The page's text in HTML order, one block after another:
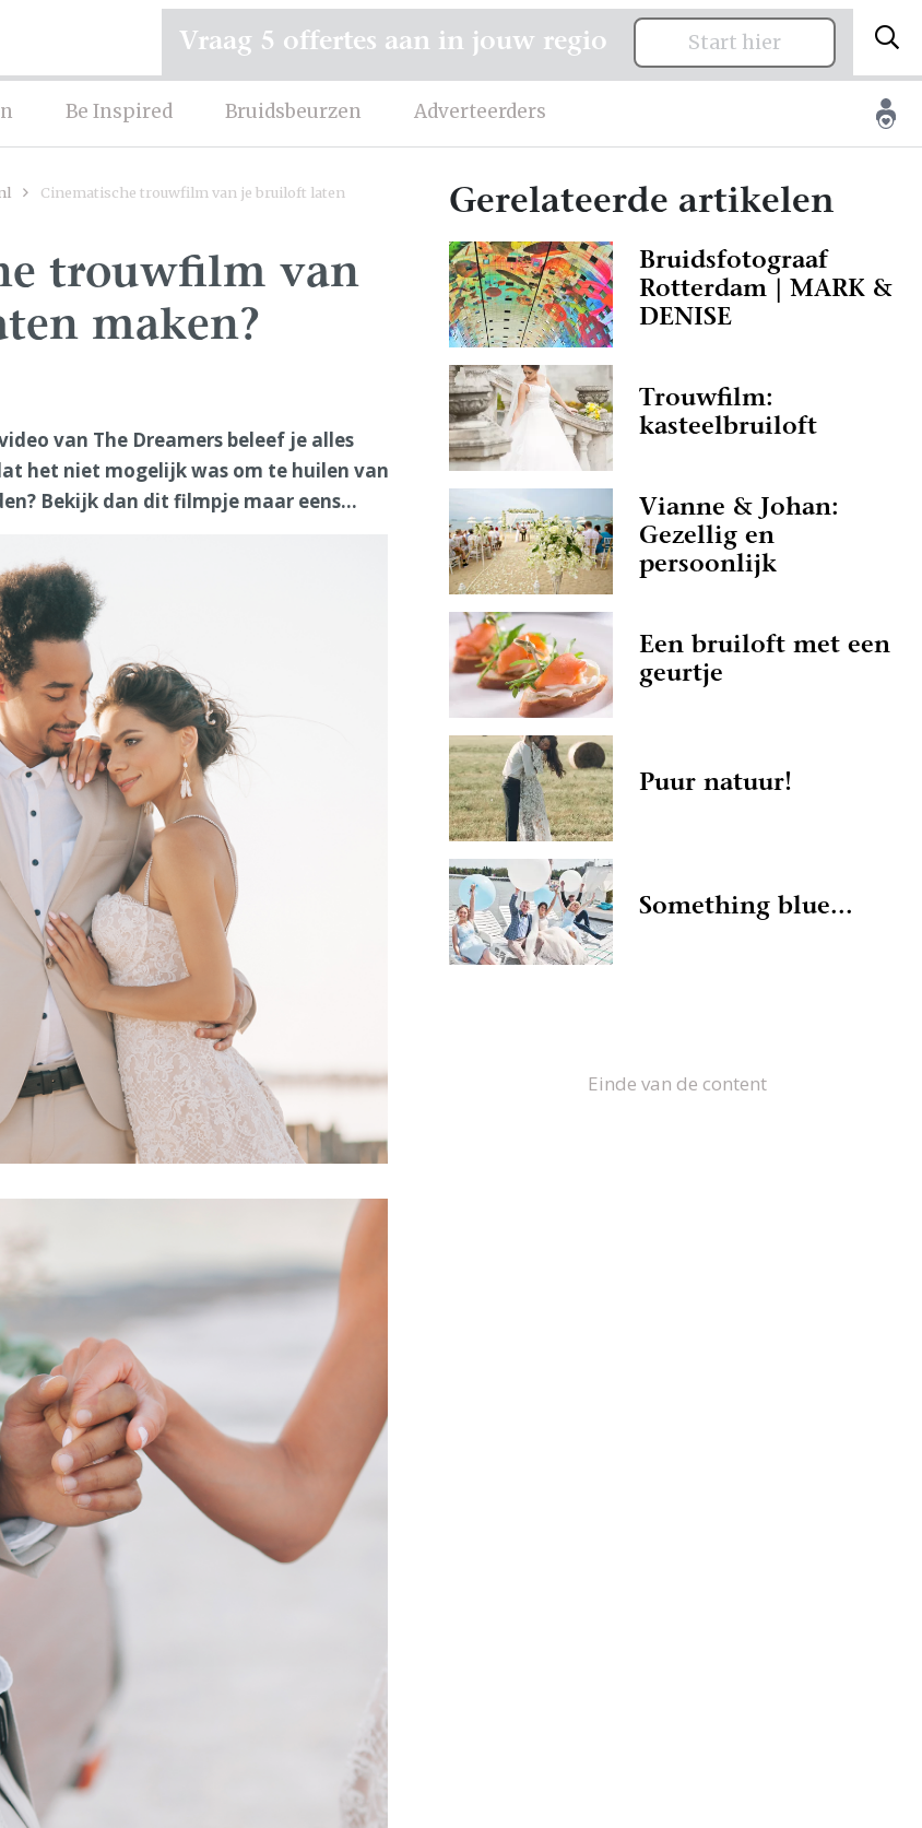
Be Inspired Bruidsbeurzen Adverteerders
Vraag 5 offertes aan in jouw regio Start hier
Cinematische trouwfilm van je bruiloft laten
trouwfilm van
maken?
van The Dreamers beleef je alles
het niet mogelijk was om te huilen van
Bekijk dan dit filmpje maar eens...
Gerelateerde artikelen
Bruidsfotograaf
Rotterdam | MARK &
DENISE
Trouwfilm:
kasteelbruiloft
Vianne & Johan:
Gezellig en
persoonlijk
Een bruiloft met een
geurtje
Puur natuur!
Something blue...
Einde van de content